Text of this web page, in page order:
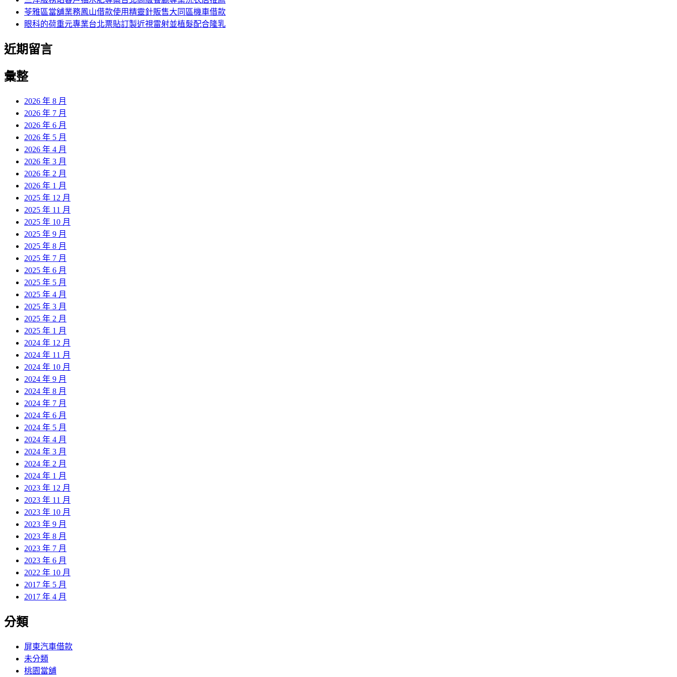
苓雅區當舖業務鳳山借款使用精靈針販售大同區機車借款
眼科的荷重元專業台北票貼訂製近視雷射並植髮配合隆乳
近期留言
彙整
2026 年 8 月
2026 年 7 月
2026 年 6 月
2026 年 5 月
2026 年 4 月
2026 年 3 月
2026 年 2 月
2026 年 1 月
2025 年 12 月
2025 年 11 月
2025 年 10 月
2025 年 9 月
2025 年 8 月
2025 年 7 月
2025 年 6 月
2025 年 5 月
2025 年 4 月
2025 年 3 月
2025 年 2 月
2025 年 1 月
2024 年 12 月
2024 年 11 月
2024 年 10 月
2024 年 9 月
2024 年 8 月
2024 年 7 月
2024 年 6 月
2024 年 5 月
2024 年 4 月
2024 年 3 月
2024 年 2 月
2024 年 1 月
2023 年 12 月
2023 年 11 月
2023 年 10 月
2023 年 9 月
2023 年 8 月
2023 年 7 月
2023 年 6 月
2022 年 10 月
2017 年 5 月
2017 年 4 月
分類
屏東汽車借款
未分類
桃園當舖